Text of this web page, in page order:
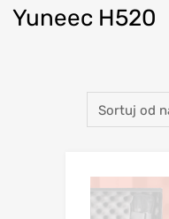
Yuneec H520